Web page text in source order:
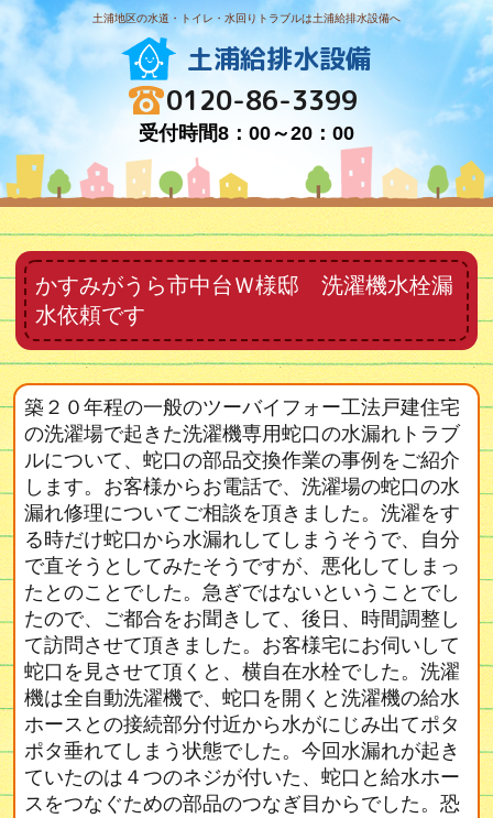
土浦地区の水道・トイレ・水回りトラブルは土浦給排水設備へ
土浦給排水設備
0120-86-3399
受付時間8：00～20：00
かすみがうら市中台Ｗ様邸 洗濯機水栓漏
水依頼です
築２０年程の一般のツーバイフォー工法戸建住宅
の洗濯場で起きた洗濯機専用蛇口の水漏れトラブ
ルについて、蛇口の部品交換作業の事例をご紹介
します。お客様からお電話で、洗濯場の蛇口の水
漏れ修理についてご相談を頂きました。洗濯をす
る時だけ蛇口から水漏れしてしまうそうで、自分
で直そうとしてみたそうですが、悪化してしまっ
たとのことでした。急ぎではないということでし
たので、ご都合をお聞きして、後日、時間調整し
て訪問させて頂きました。お客様宅にお伺いして
蛇口を見させて頂くと、横自在水栓でした。洗濯
機は全自動洗濯機で、蛇口を開くと洗濯機の給水
ホースとの接続部分付近から水がにじみ出てポタ
ポタ垂れてしまう状態でした。今回水漏れが起き
ていたのは４つのネジが付いた、蛇口と給水ホー
スをつなぐための部品のつなぎ目からでした。恐